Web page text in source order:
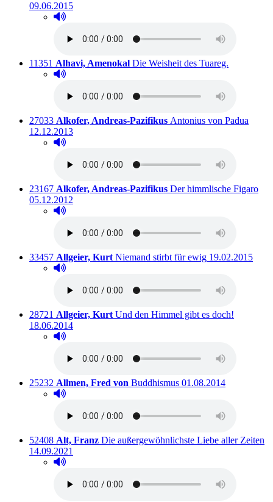
09.06.2015
Hörprobe abspielen
Hörprobe von Das große Handbuch zur Bibel
Titelnummer:
11351 von
Alhavi, Amenokal: Die Weisheit des Tuareg.
Hörprobe abspielen
Hörprobe von Die Weisheit des Tuareg.
Titelnummer:
27033 von
Alkofer, Andreas-Pazifikus: Antonius von Padua
12.12.2013
Hörprobe abspielen
Hörprobe von Antonius von Padua
Titelnummer:
23167 von
Alkofer, Andreas-Pazifikus: Der himmlische Figaro
05.12.2012
Hörprobe abspielen
Hörprobe von Der himmlische Figaro
Titelnummer:
33457 von
Allgeier, Kurt: Niemand stirbt für ewig Ausleihbar seit
19.02.2015
Hörprobe abspielen
Hörprobe von Niemand stirbt für ewig
Titelnummer:
28721 von
Allgeier, Kurt: Und den Himmel gibt es doch!
18.06.2014
Hörprobe abspielen
Hörprobe von Und den Himmel gibt es doch!
Titelnummer:
25232 von
Allmen, Fred von Buddhismus Ausleihbar seit dem
01.08.2014
Hörprobe abspielen
Hörprobe von Buddhismus
Titelnummer:
52408 von
Alt, Franz: Die außergewöhnlichste Liebe aller Zeiten
14.09.2021
Hörprobe abspielen
Hörprobe von Die außergewöhnlichste Liebe aller